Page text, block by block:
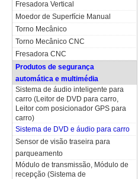
Fresadora Vertical
Moedor de Superfície Manual
Torno Mecânico
Torno Mecânico CNC
Fresadora CNC
Produtos de segurança
automática e multimédia
Sistema de áudio inteligente para
carro (Leitor de DVD para carro,
Leitor com posicionador GPS para
carro)
Sistema de DVD e áudio para carro
Sensor de visão traseira para
parqueamento
Módulo de transmissão, Módulo de
recepção (Sistema de